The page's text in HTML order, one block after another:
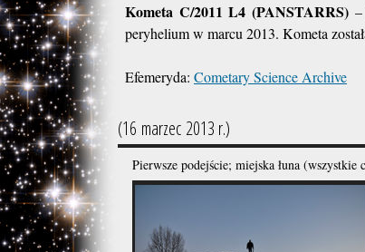
Kometa C/2011 L4 (PANSTARRS)
peryhelium w marcu 2013. Kometa
Efemeryda: Cometary Science Archive
(16 marzec 2013 r.)
Pierwsze podejście; miejska łuna (wszystkie